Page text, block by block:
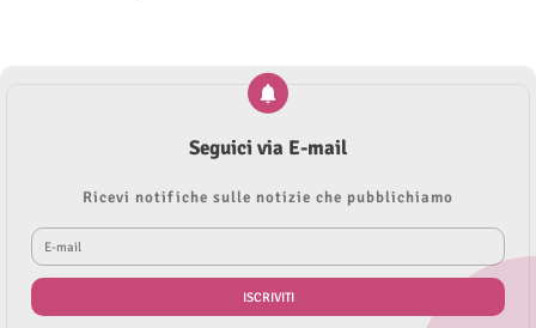
Seguici via E-mail
Ricevi notifiche sulle notizie che pubblichiamo